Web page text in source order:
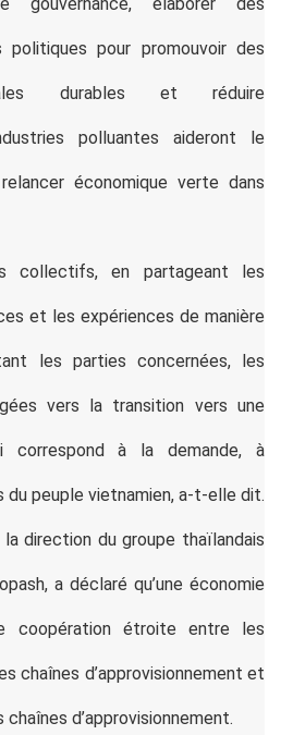
pour promouvoir des
durables et réduire
polluantes aideront le
économique verte dans
collectifs, en partageant les
et les expériences de manière
les parties concernées, les
vers la transition vers une
correspond à la demande, à
du peuple vietnamien, a-t-elle dit.
direction du groupe thaïlandais
a déclaré qu’une économie
coopération étroite entre les
chaînes d’approvisionnement et
d’approvisionnement.